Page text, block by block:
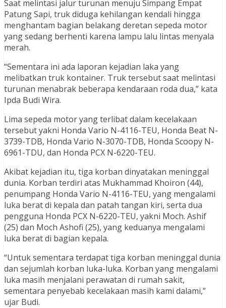
Saat melintasi jalur turunan menuju Simpang Empat
Patung Sapi, truk diduga kehilangan kendali hingga
menghantam bagian belakang deretan sepeda motor
yang sedang berhenti karena lampu lalu lintas menyala
merah.
“Sementara ini ada laporan kejadian laka yang
melibatkan truk kontainer. Truk tersebut saat melintasi
turunan menabrak beberapa kendaraan roda dua,” kata
Ipda Budi Wira.
Lima sepeda motor yang terlibat dalam kecelakaan
tersebut yakni Honda Vario N-4116-TEU, Honda Beat N-
3739-TDB, Honda Vario N-3070-TDB, Honda Scoopy N-
6961-TDU, dan Honda PCX N-6220-TEU.
Akibat kejadian itu, tiga korban dinyatakan meninggal
dunia. Korban terdiri atas Mukhammad Khoiron (44),
penumpang Honda Vario N-4116-TEU, yang mengalami
luka berat di kepala dan patah tangan kiri, serta dua
pengguna Honda PCX N-6220-TEU, yakni Moch. Ashif
(25) dan Moch Ashofi (25), yang keduanya mengalami
luka berat di bagian kepala.
“Untuk sementara terdapat tiga korban meninggal dunia
dan sejumlah korban luka-luka. Korban yang mengalami
luka masih menjalani perawatan di rumah sakit,
sementara penyebab kecelakaan masih kami dalami,”
ujar Budi.